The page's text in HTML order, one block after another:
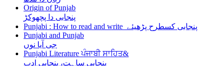
Origin of Punjab
پنجابی دا پچھوکڑ
Punjabi : How to read and write پنجابی کسطرح پڑھیئے
Punjabi and Punjab
جی آیا نوں
Punjabi Literature ਪੰਜਾਬੀ ਸਾਹਿਤ&
پنجابی ساہت، پنجابی ادب